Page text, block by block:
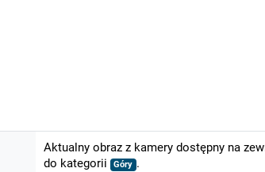
Aktualny obraz z kamery dostępny na
do kategorii
Góry .